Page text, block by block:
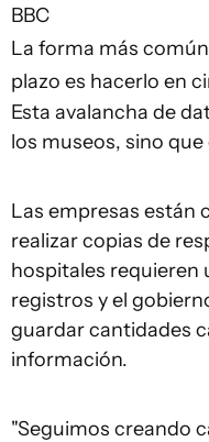
BBC
La forma más
plazo es hacerlo en
Esta avalancha de
los museos, sino
Las empresas están
realizar copias de
hospitales requieren
registros y el
guardar cantidades
información.
"Seguimos creando